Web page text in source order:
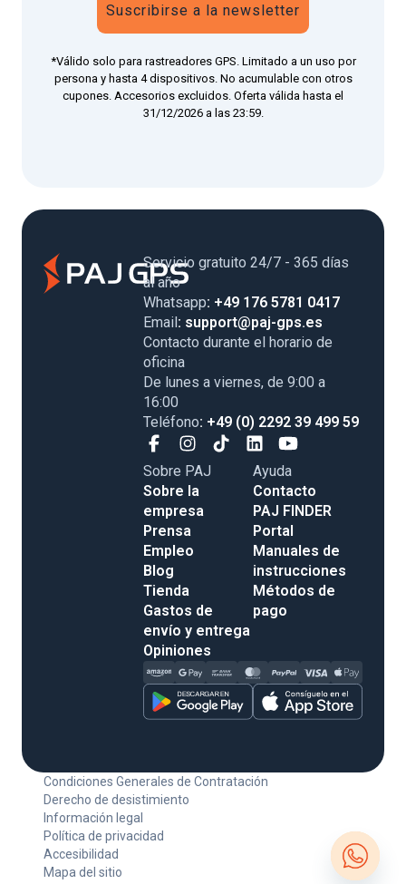
Suscribirse a la newsletter
*Válido solo para rastreadores GPS. Limitado a un uso por
persona y hasta 4 dispositivos. No acumulable con otros
cupones. Accesorios excluidos. Oferta válida hasta el
31/12/2026 a las 23:59.
Servicio gratuito 24/7 - 365 días
al año
Whatsapp: +49 176 5781 0417
Email: support@paj-gps.es
Contacto durante el horario de
oficina
De lunes a viernes, de 9:00 a
16:00
Teléfono: +49 (0) 2292 39 499 59
Sobre PAJ
Sobre la
empresa
Prensa
Empleo
Blog
Tienda
Gastos de
envío y entrega
Opiniones
Ayuda
Contacto
PAJ FINDER
Portal
Manuales de
instrucciones
Métodos de
pago
Condiciones Generales de Contratación
Derecho de desistimiento
Información legal
Política de privacidad
Accesibilidad
Mapa del sitio